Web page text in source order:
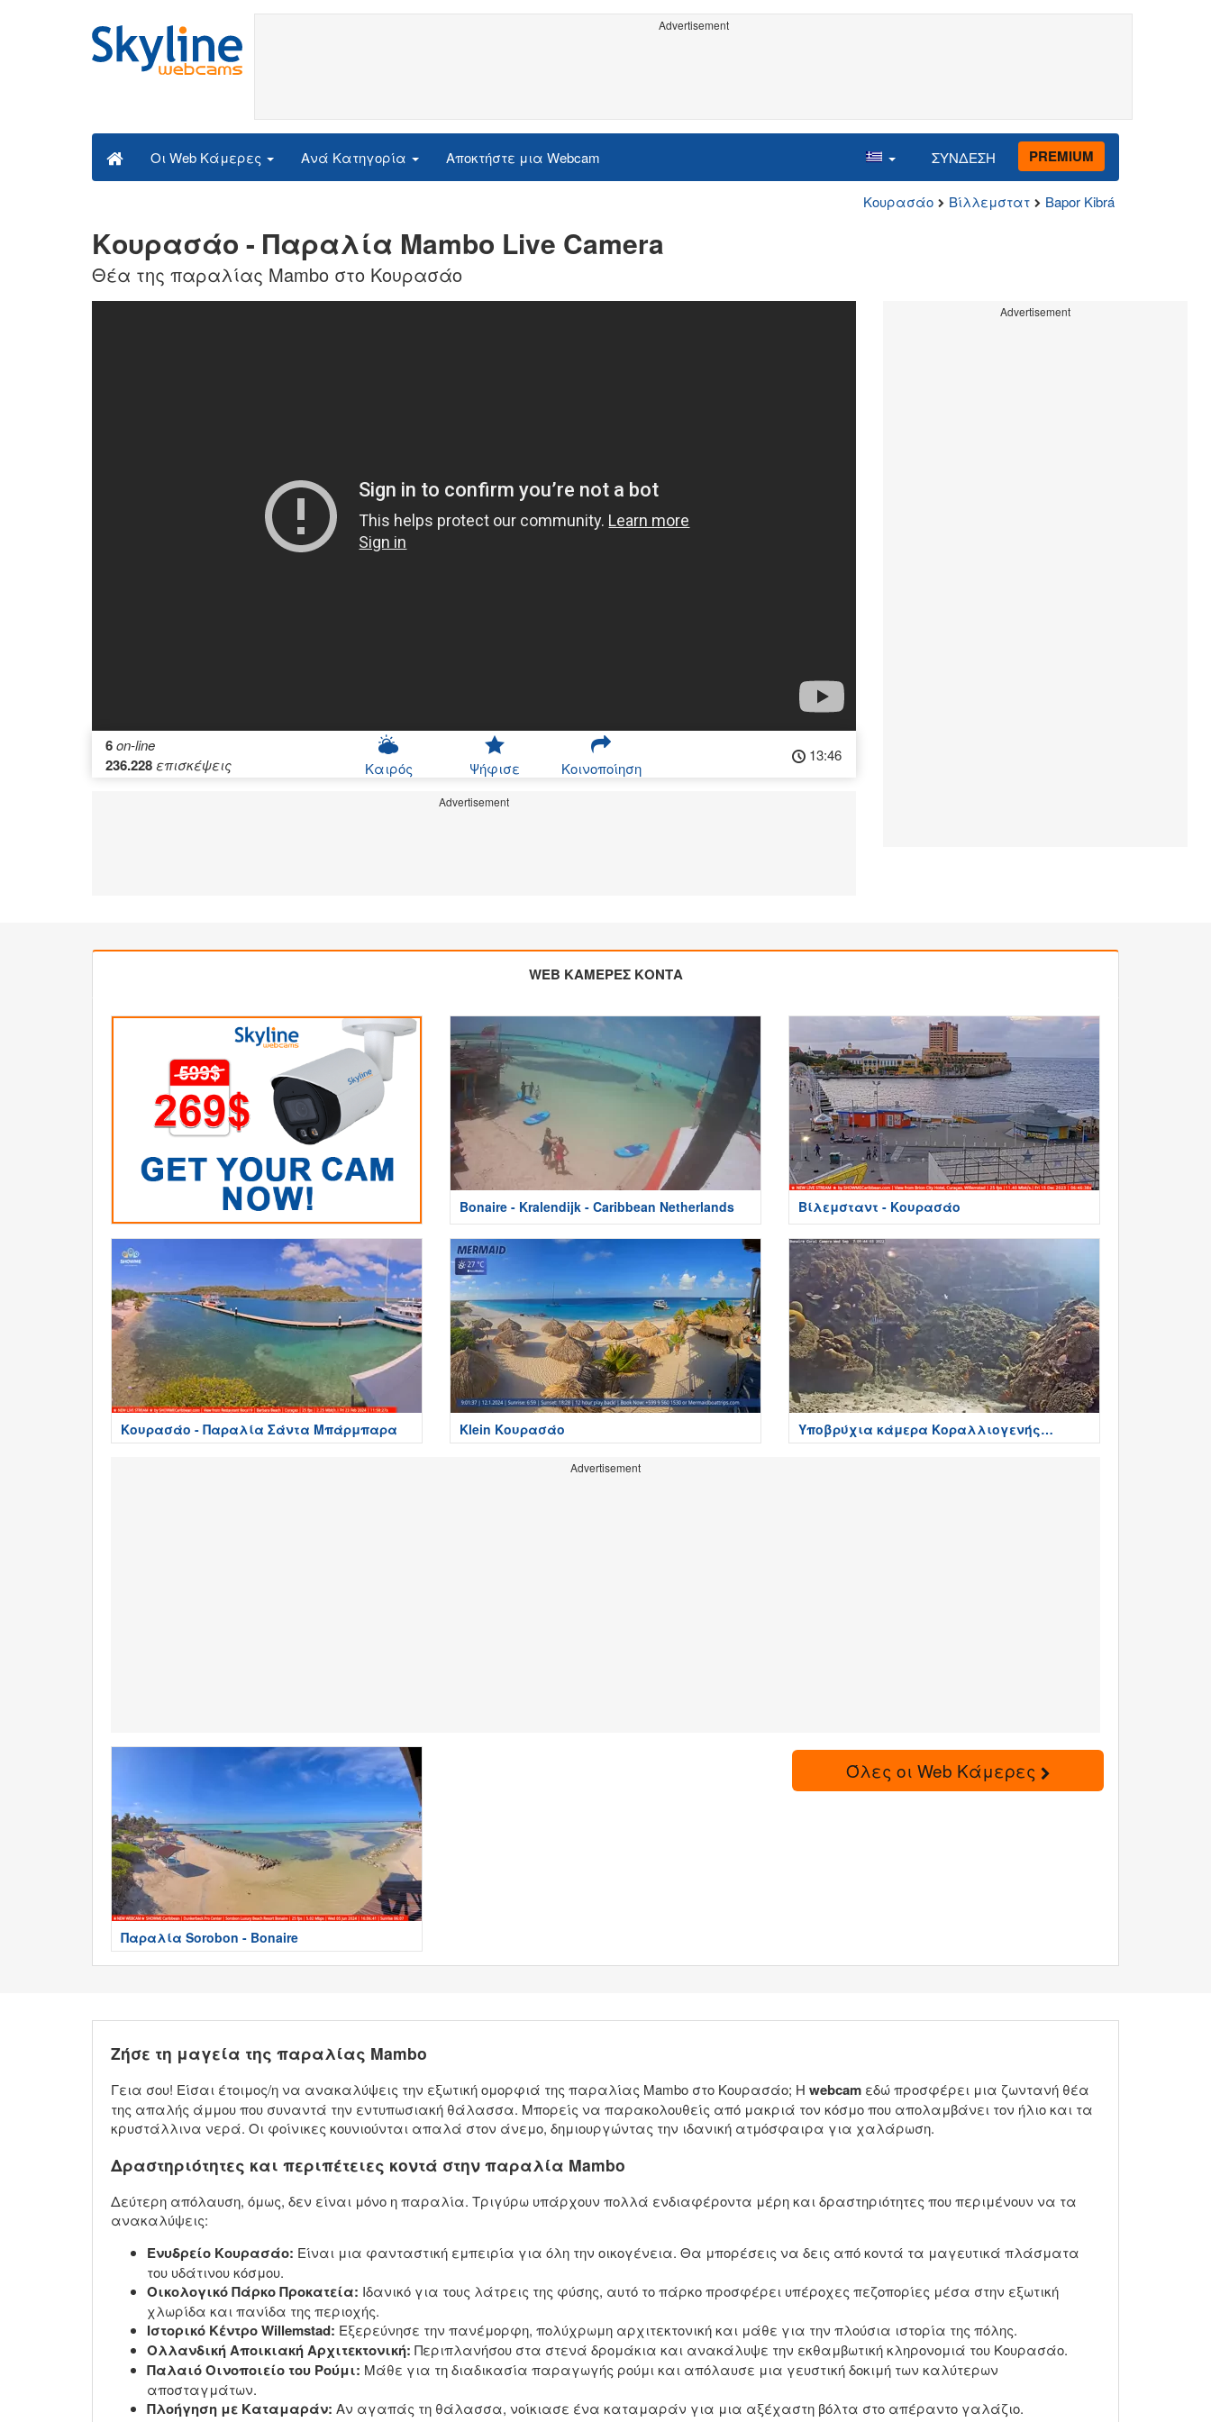
Advertisement
Οι Web Κάμερες Ανά Κατηγορία Αποκτήστε μια Webcam ΣΥΝΔΕΣΗ PREMIUM
Κουρασάο Βίλλεμστατ Bapor Kibrá
Κουρασάο - Παραλία Mambo Live Camera
Θέα της παραλίας Mambo στο Κουρασάο
6on-line
236.228επισκέψεις Καιρός Ψήφισε Κοινοποίηση
13:46
Advertisement
Advertisement
WEB ΚΑΜΕΡΕΣ ΚΟΝΤΑ
Bonaire - Kralendijk - Caribbean Netherlands Βίλεμσταντ - Κουρασάο
Κουρασάο - Παραλία Σάντα Μπάρμπαρα Klein Κουρασάο
Υποβρύχια κάμερα Κοραλλιογενής
Ύφαλος - Bonaire
Advertisement
Παραλία Sorobon - Bonaire
Όλες οι Web Κάμερες
Ζήσε τη μαγεία της παραλίας Mambo
Γεια σου! Είσαι έτοιμος/η να ανακαλύψεις την εξωτική ομορφιά της παραλίας Mambo στο Κουρασάο; Η webcam εδώ προσφέρει μια ζωντανή θέα
της απαλής άμμου που συναντά την εντυπωσιακή θάλασσα. Μπορείς να παρακολουθείς από μακριά τον κόσμο που απολαμβάνει τον ήλιο και τα
κρυστάλλινα νερά. Οι φοίνικες κουνιούνται απαλά στον άνεμο, δημιουργώντας την ιδανική ατμόσφαιρα για χαλάρωση.
Δραστηριότητες και περιπέτειες κοντά στην παραλία Mambo
Δεύτερη απόλαυση, όμως, δεν είναι μόνο η παραλία. Τριγύρω υπάρχουν πολλά ενδιαφέροντα μέρη και δραστηριότητες που περιμένουν να τα
ανακαλύψεις:
Ενυδρείο Κουρασάο: Είναι μια φανταστική εμπειρία για όλη την οικογένεια. Θα μπορέσεις να δεις από κοντά τα μαγευτικά πλάσματα
του υδάτινου κόσμου.
Οικολογικό Πάρκο Προκατεία: Ιδανικό για τους λάτρεις της φύσης, αυτό το πάρκο προσφέρει υπέροχες πεζοπορίες μέσα στην εξωτική
χλωρίδα και πανίδα της περιοχής.
Ιστορικό Κέντρο Willemstad: Εξερεύνησε την πανέμορφη, πολύχρωμη αρχιτεκτονική και μάθε για την πλούσια ιστορία της πόλης.
Ολλανδική Αποικιακή Αρχιτεκτονική: Περιπλανήσου στα στενά δρομάκια και ανακάλυψε την εκθαμβωτική κληρονομιά του Κουρασάο.
Παλαιό Οινοποιείο του Ρούμι: Μάθε για τη διαδικασία παραγωγής ρούμι και απόλαυσε μια γευστική δοκιμή των καλύτερων
αποσταγμάτων.
Πλοήγηση με Καταμαράν: Αν αγαπάς τη θάλασσα, νοίκιασε ένα καταμαράν για μια αξέχαστη βόλτα στο απέραντο γαλάζιο.